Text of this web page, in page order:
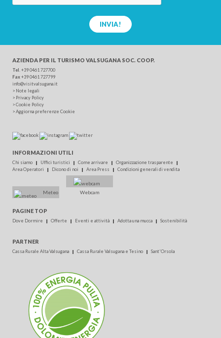
INVIA!
AZIENDA PER IL TURISMO VALSUGANA SOC. COOP.
Tel .+39 0461 727700
Fax+39 0461 727799
info@visitvalsugana.it
> Note legali
> Privacy Policy
>Cookie Policy
>Aggiorna preferenze Cookie
INFORMAZIONI UTILI
Chi siamo Uffici turistici Come arrivare
Organizzazione trasparente
Area Operatori
Dicono di noi Area Press Condizioni generali di vendita
Meteo Webcam
PAGINE TOP
Dove Dormire Offerte Eventi e attività Adotta una mucca Sostenibilità
PARTNER
Cassa Rurale Alta Valsugana Cassa Rurale Valsugana e Tesino Sant'Orsola